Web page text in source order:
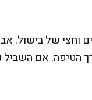
וחצי של בישול.
אם השביל